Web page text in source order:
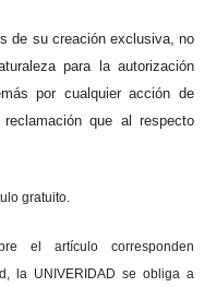
de su creación exclusiva, no
para la autorización
por cualquier acción de
que al respecto
gratuito.
el artículo corresponden
la UNIVERIDAD se obliga a